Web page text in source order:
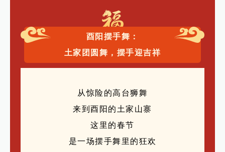
酉阳摆手舞：
土家团圆舞，摆手迎吉祥
从惊险的高台狮舞
来到酉阳的土家山寨
这里的春节
是一场摆手舞里的狂欢